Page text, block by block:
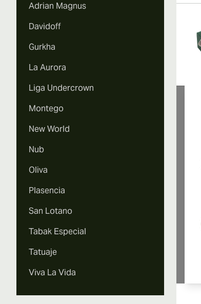
Adrian Magnus
Davidoff
Gurkha
La Aurora
Liga Undercrown
Montego
New World
Nub
Oliva
Plasencia
San Lotano
Tabak Especial
Tatuaje
Viva La Vida